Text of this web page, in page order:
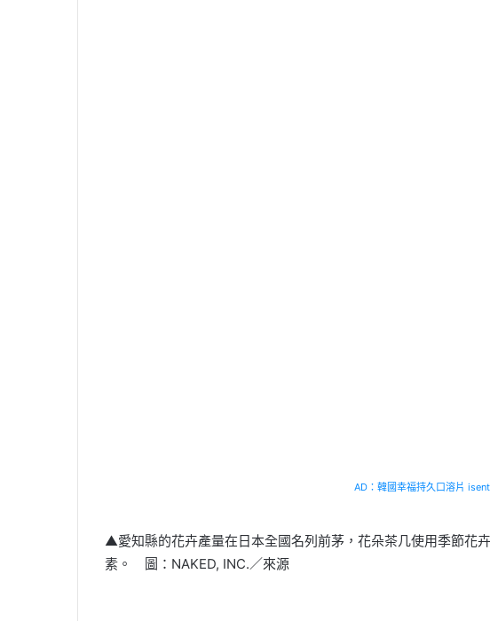
AD：韓國幸福持久口溶片
▲愛知縣的花卉產量在日本全國名列前茅，花朵茶几使用季節花
素。 圖：NAKED, INC.／來源